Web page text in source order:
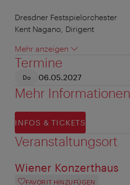
Dresdner Festspielorchester
Kent Nagano, Dirigent
Mehr anzeigen
Termine
Do 06.05.2027
Mehr Informationen
INFOS & TICKETS
Veranstaltungsort
Wiener Konzerthaus
FAVORIT HINZUFÜGEN